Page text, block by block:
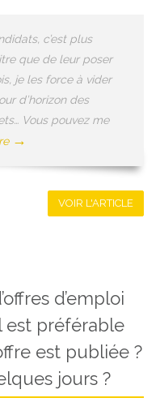
c’est plus
que de leur poser
je les force à vider
d’horizon des
Vous pouvez me
→
VOIR L'ARTICLE
d’emploi
est préférable
est publiée ?
jours ?